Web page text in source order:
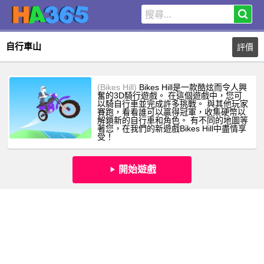
自行車山 評價
(Bikes Hill) Bikes Hill是一款酷炫而令人興
奮的3D騎行遊戲。 在這個遊戲中，您可
以騎自行車並完成許多挑戰。 與其他玩家
賽跑，看看誰可以贏得冠軍，收集硬幣以
解鎖新的自行車和角色。 有不同的地圖等
著您，在我們的新遊戲Bikes Hill中盡情享
受！
開始遊戲